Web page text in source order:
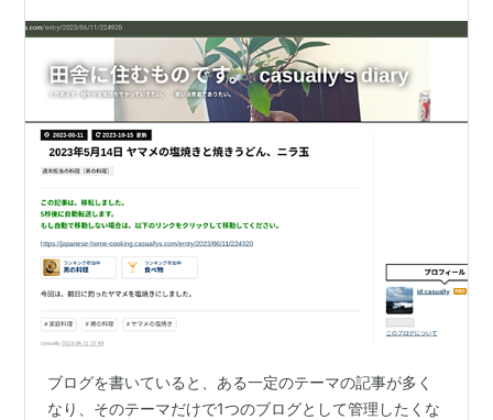
ブログを書いていると、ある一定のテーマの記事が多く
なり、そのテーマだけで1つのブログとして管理したくな